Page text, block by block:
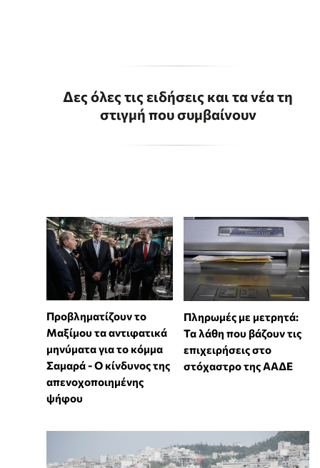
Δες όλες τις ειδήσεις και τα νέα τη
στιγμή που συμβαίνουν
Προβληματίζουν το
Μαξίμου τα αντιφατικά
μηνύματα για το κόμμα
Σαμαρά - Ο κίνδυνος της
απενοχοποιημένης
ψήφου
Πληρωμές με μετρητά:
Τα λάθη που βάζουν τις
επιχειρήσεις στο
στόχαστρο της ΑΑΔΕ